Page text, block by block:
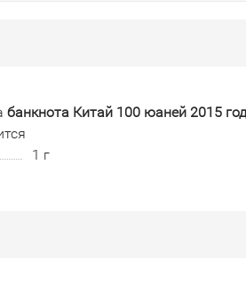
банкнота Китай 100 юаней 2015
1 г